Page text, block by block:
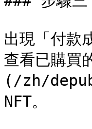
出現「付
查看已購買
(/zh/
NFT。